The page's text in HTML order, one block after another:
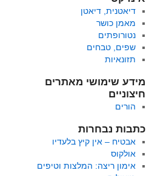
דיאטנית, דיאטן
מאמן כושר
נטורופתים
שפים, טבחים
תזונאיות
מידע שימושי מאתרים
חיצוניים
הורים
כתבות נבחרות
אבטיח – אין קיץ בלעדיו
אולקוס
אימון ריצה: המלצות וטיפים